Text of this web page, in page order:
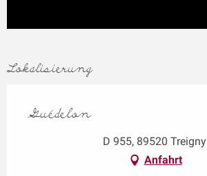
Lokalisierung
Guédelon
D 955, 89520 Treigny
Anfahrt